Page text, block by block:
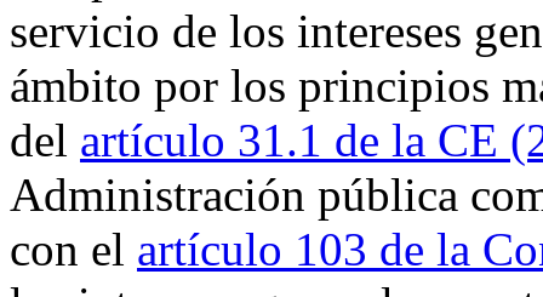
servicio de los intereses
ámbito por los principios
del artículo 31.1 de la CE
Administración pública
con el artículo 103 de la